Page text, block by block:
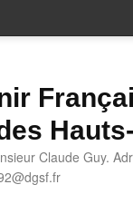
Claude Guy.